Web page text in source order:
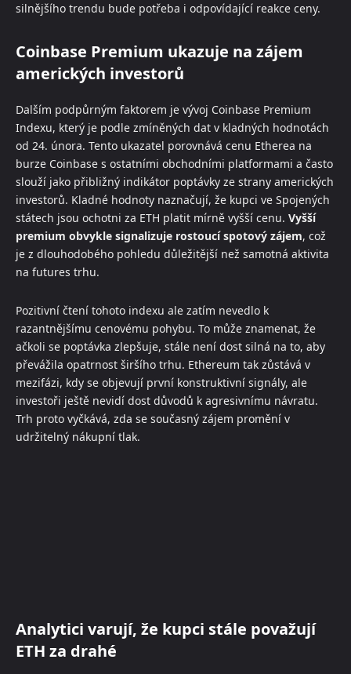
silnějšího trendu bude potřeba i odpovídající reakce ceny.
Coinbase Premium ukazuje na zájem
amerických investorů
Dalším podpůrným faktorem je vývoj Coinbase Premium
Indexu, který je podle zmíněných dat v kladných hodnotách
od 24. února. Tento ukazatel porovnává cenu Etherea na
burze Coinbase s ostatními obchodními platformami a často
slouží jako přibližný indikátor poptávky ze strany amerických
investorů. Kladné hodnoty naznačují, že kupci ve Spojených
státech jsou ochotni za ETH platit mírně vyšší cenu. Vyšší
premium obvykle signalizuje rostoucí spotový zájem, což
je z dlouhodobého pohledu důležitější než samotná aktivita
na futures trhu.
Pozitivní čtení tohoto indexu ale zatím nevedlo k
razantnějšímu cenovému pohybu. To může znamenat, že
ačkoli se poptávka zlepšuje, stále není dost silná na to, aby
převážila opatrnost širšího trhu. Ethereum tak zůstává v
mezifázi, kdy se objevují první konstruktivní signály, ale
investoři ještě nevidí dost důvodů k agresivnímu návratu.
Trh proto vyčkává, zda se současný zájem promění v
udržitelný nákupní tlak.
Analytici varují, že kupci stále považují
ETH za drahé